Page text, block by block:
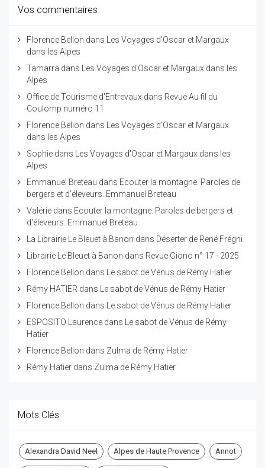
Vos commentaires
Florence Bellon dans
Les Voyages d'Oscar et Margaux
dans les Alpes
Tamarra dans
Les Voyages d'Oscar et Margaux dans les
Alpes
Office de Tourisme d'Entrevaux dans Revue Au fil du
Coulomp numéro 11
Florence Bellon dans
Les Voyages d'Oscar et Margaux
dans les Alpes
Sophie dans
Les Voyages d'Oscar et Margaux dans les
Alpes
Emmanuel Breteau dans Ecouter la montagne. Paroles de
bergers et d'éleveurs. Emmanuel Breteau
Valérie dans Ecouter la montagne. Paroles de bergers et
d'éleveurs. Emmanuel Breteau
La Librairie Le Bleuet à Banon dans Déserter de René Frégni
Librairie Le Bleuet à Banon dans Revue Giono n° 17 - 2025
Florence Bellon dans
Le sabot de Vénus de Rémy Hatier
Rémy HATIER dans
Le sabot de Vénus de Rémy Hatier
Florence Bellon dans
Le sabot de Vénus de Rémy Hatier
ESPOSITO Laurence dans
Le sabot de Vénus de Rémy
Hatier
Florence Bellon dans Zulma de Rémy Hatier
Rémy Hatier dans Zulma de Rémy Hatier
Mots Clés
Alexandra David Neel Alpes de Haute Provence Annot